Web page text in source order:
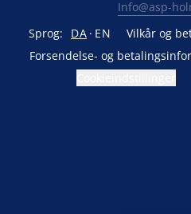
Info@asp-
Sprog:
DA EN Vilkår og
Forsendelse- og